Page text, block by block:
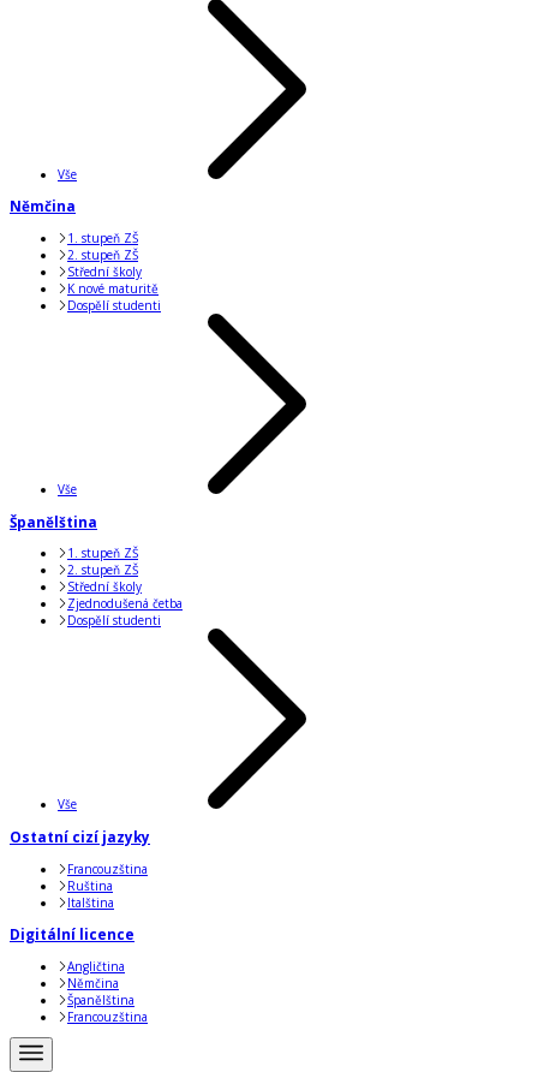
Vše
Němčina
1. stupeň ZŠ
2. stupeň ZŠ
Střední školy
K nové maturitě
Dospělí studenti
Vše
Španělština
1. stupeň ZŠ
2. stupeň ZŠ
Střední školy
Zjednodušená četba
Dospělí studenti
Vše
Ostatní cizí jazyky
Francouzština
Ruština
Italština
Digitální licence
Angličtina
Němčina
Španělština
Francouzština